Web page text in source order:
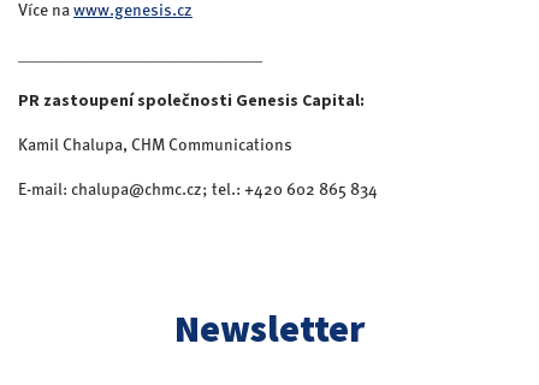
Více na www.genesis.cz
PR zastoupení společnosti Genesis Capital:
Kamil Chalupa, CHM Communications
E-mail: chalupa@chmc.cz; tel.: +420 602 865 834
Newsletter